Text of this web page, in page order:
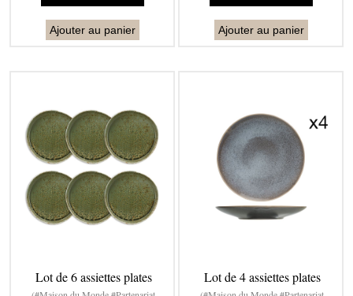
Ajouter au panier Ajouter au panier
Lot de 6 assiettes plates Lot de 4 assiettes plates